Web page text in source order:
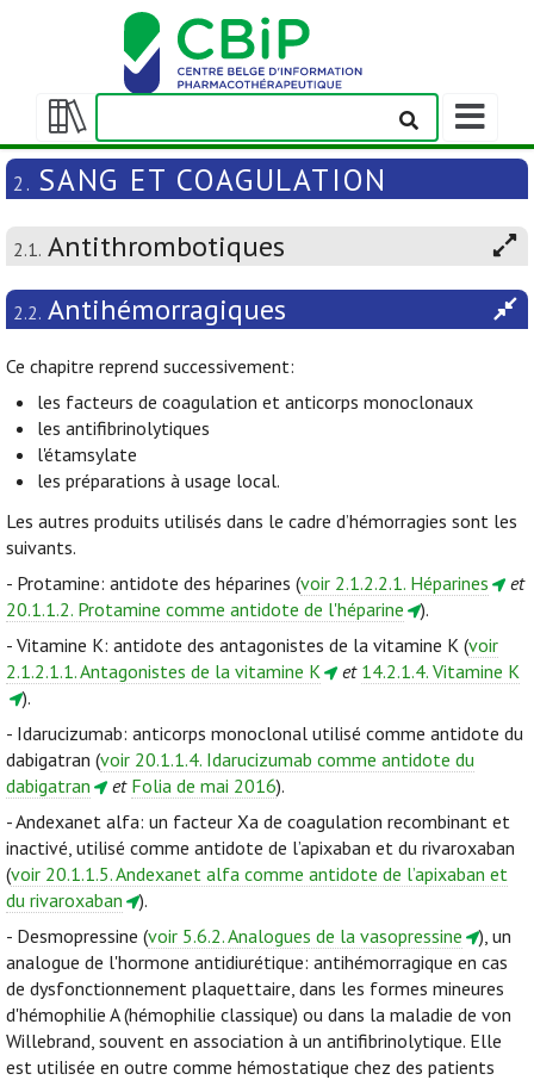
Afficher/masquer
la
table
matières
Afficher/
la
barre
navigation
2. SANG ET COAGULATION
2.1. Antithrombotiques
2.2. Antihémorragiques
Ce chapitre reprend successivement:
les facteurs de coagulation et anticorps monoclonaux
les antifibrinolytiques
l'étamsylate
les préparations à usage local.
Les autres produits utilisés dans le cadre d’hémorragies sont les
suivants.
- Protamine: antidote des héparines (voir 2.1.2.2.1. Héparines
et
20.1.1.2. Protamine comme antidote de l'héparine
).
- Vitamine K: antidote des antagonistes de la vitamine K (voir
2.1.2.1.1. Antagonistes de la vitamine K
et 14.2.1.4. Vitamine K
).
- Idarucizumab: anticorps monoclonal utilisé comme antidote du
dabigatran (voir 20.1.1.4. Idarucizumab comme antidote du
dabigatran
et Folia de mai 2016).
- Andexanet alfa: un facteur Xa de coagulation recombinant et
inactivé, utilisé comme antidote de l’apixaban et du rivaroxaban
(voir 20.1.1.5. Andexanet alfa comme antidote de l’apixaban et
du rivaroxaban
).
- Desmopressine (voir 5.6.2. Analogues de la vasopressine
), un
analogue de l'hormone antidiurétique: antihémorragique en cas
de dysfonctionnement plaquettaire, dans les formes mineures
d'hémophilie A (hémophilie classique) ou dans la maladie de von
Willebrand, souvent en association à un antifibrinolytique. Elle
est utilisée en outre comme hémostatique chez des patients